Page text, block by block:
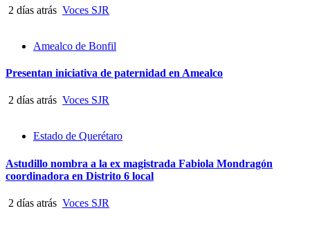
2 días atrás Voces SJR
Amealco de Bonfil
Presentan iniciativa de paternidad en Amealco
2 días atrás Voces SJR
Estado de Querétaro
Astudillo nombra a la ex magistrada Fabiola Mondragón
coordinadora en Distrito 6 local
2 días atrás Voces SJR